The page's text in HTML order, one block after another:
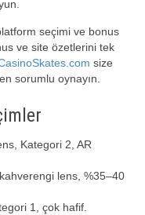
seçimi ve bonus
ve site özetlerini tek
size
sorumlu oynayın.
Kategori 2, AR
lens, %35–40
1, çok hafif.